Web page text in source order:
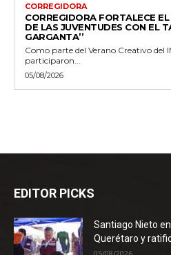
CORREGIDORA
CORREGIDORA FORTALECE
DE LAS JUVENTUDES CON EL
GARGANTA’’
Como parte del Verano Creativo del
participaron...
05/08/2026
EDITOR PICKS
Santiago Nieto
Querétaro y